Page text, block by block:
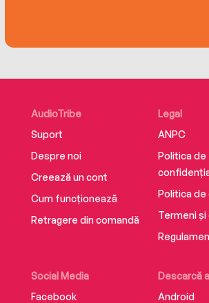
reviewer
‘An absolute must-read
*****’ Netgalley reviewer
‘I stayed up all night reading it!
reviewer
‘Wow, this was a cracker of a
Netgalley reviewer
AudioTribe
Suport
Despre noi
Creează un cont
Cum funcționează
Retragere din comandă
Social Media
Facebook
Descarcă
Android
Legal
ANPC
Politica de
Politica de
Termeni